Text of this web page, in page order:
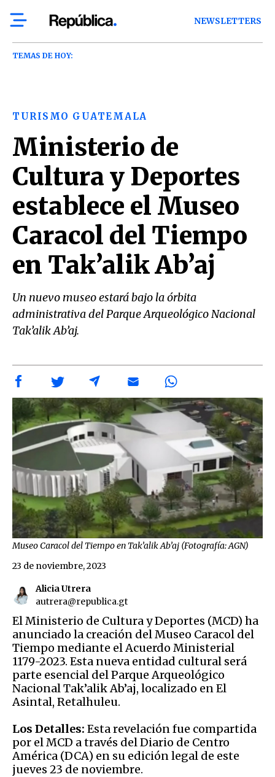
NEWSLETTERS
TEMAS DE HOY:
TURISMO GUATEMALA
Ministerio de
Cultura y Deportes
establece el Museo
Caracol del Tiempo
en Tak’alik Ab’aj
Un nuevo museo estará bajo la órbita
administrativa del Parque Arqueológico Nacional
Tak’alik Ab’aj.
Museo Caracol del Tiempo en Tak’alik Ab’aj (Fotografía: AGN)
Alicia Utrera
autrera@republica.gt
23 de noviembre, 2023
El Ministerio de Cultura y Deportes (MCD) ha
anunciado la creación del Museo Caracol del
Tiempo mediante el Acuerdo Ministerial
1179-2023. Esta nueva entidad cultural será
parte esencial del Parque Arqueológico
Nacional Tak’alik Ab’aj, localizado en El
Asintal, Retalhuleu.
Los Detalles: Esta revelación fue compartida
por el MCD a través del Diario de Centro
América (DCA) en su edición legal de este
jueves 23 de noviembre.